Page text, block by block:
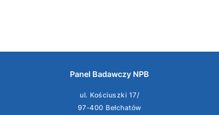
Panel Badawczy NPB
ul. Kościuszki 17/
97-400 Bełchatów